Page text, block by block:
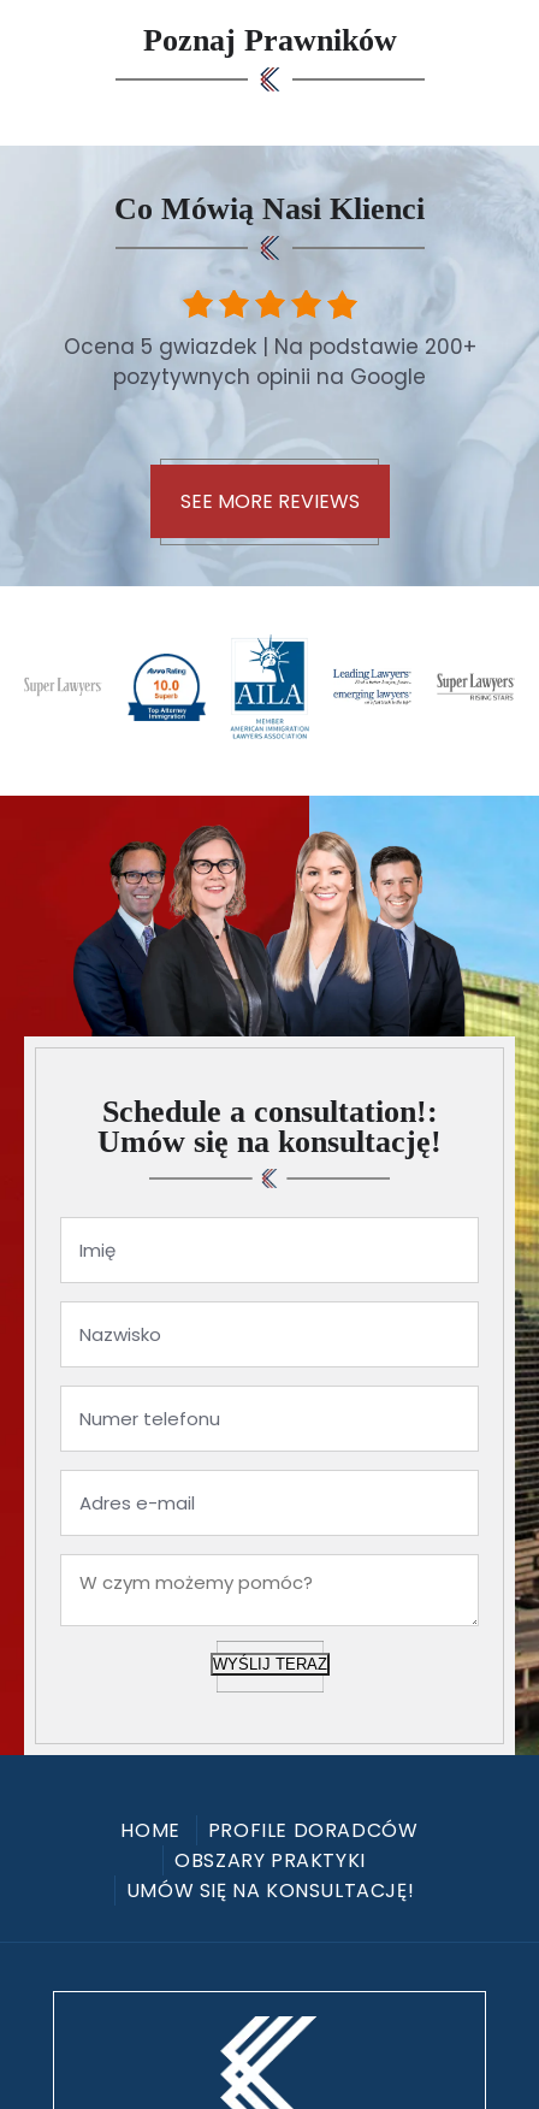
Poznaj Prawników
Co Mówią Nasi Klienci
Ocena 5 gwiazdek | Na podstawie 200+
pozytywnych opinii na Google
SEE MORE REVIEWS
Schedule a consultation!:
Umów się na konsultację!
WYŚLIJ TERAZ
HOME
PROFILE DORADCÓW
OBSZARY PRAKTYKI
UMÓW SIĘ NA KONSULTACJĘ!